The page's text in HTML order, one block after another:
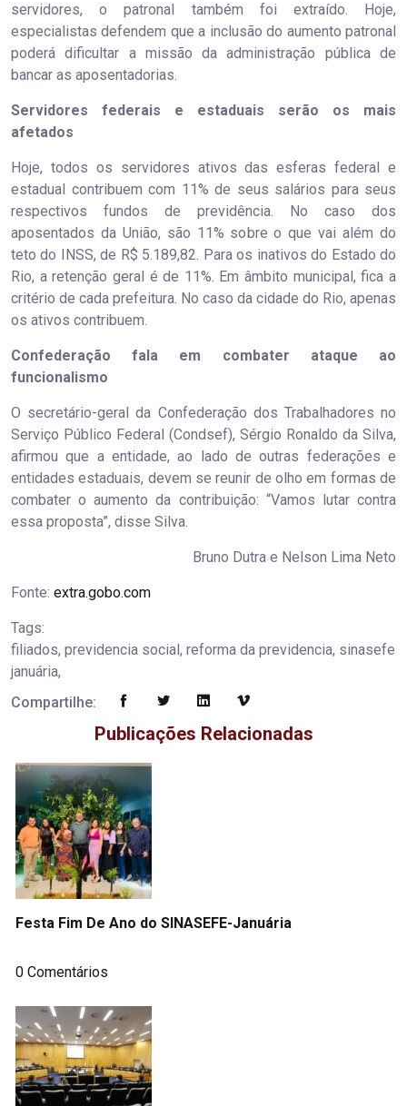
servidores, o patronal também foi extraído. Hoje,
especialistas defendem que a inclusão do aumento patronal
poderá dificultar a missão da administração pública de
bancar as aposentadorias.
Servidores federais e estaduais serão os mais
afetados
Hoje, todos os servidores ativos das esferas federal e
estadual contribuem com 11% de seus salários para seus
respectivos fundos de previdência. No caso dos
aposentados da União, são 11% sobre o que vai além do
teto do INSS, de R$ 5.189,82. Para os inativos do Estado do
Rio, a retenção geral é de 11%. Em âmbito municipal, fica a
critério de cada prefeitura. No caso da cidade do Rio, apenas
os ativos contribuem.
Confederação fala em combater ataque ao
funcionalismo
O secretário-geral da Confederação dos Trabalhadores no
Serviço Público Federal (Condsef), Sérgio Ronaldo da Silva,
afirmou que a entidade, ao lado de outras federações e
entidades estaduais, devem se reunir de olho em formas de
combater o aumento da contribuição: “Vamos lutar contra
essa proposta”, disse Silva.
Bruno Dutra e Nelson Lima Neto
Fonte: extra.gobo.com
Tags:
filiados, previdencia social, reforma da previdencia, sinasefe
januária,
Compartilhe:
Publicações Relacionadas
Festa Fim De Ano do SINASEFE-Januária
0 Comentários